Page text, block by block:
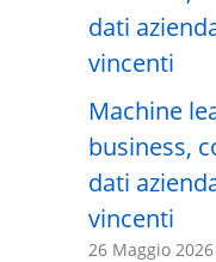
Machine
business,
dati
vincenti
26 Maggio 2026